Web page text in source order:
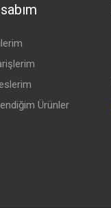
Ürünler